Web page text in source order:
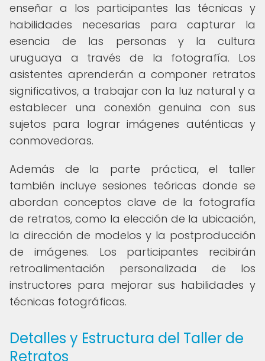
enseñar a los participantes las técnicas y
habilidades necesarias para capturar la
esencia de las personas y la cultura
uruguaya a través de la fotografía. Los
asistentes aprenderán a componer retratos
significativos, a trabajar con la luz natural y a
establecer una conexión genuina con sus
sujetos para lograr imágenes auténticas y
conmovedoras.
Además de la parte práctica, el taller
también incluye sesiones teóricas donde se
abordan conceptos clave de la fotografía
de retratos, como la elección de la ubicación,
la dirección de modelos y la postproducción
de imágenes. Los participantes recibirán
retroalimentación personalizada de los
instructores para mejorar sus habilidades y
técnicas fotográficas.
Detalles y Estructura del Taller de
Retratos